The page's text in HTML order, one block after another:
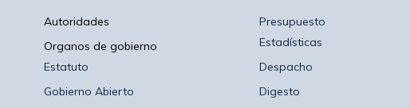
Autoridades
Organos de gobierno
Estatuto
Gobierno Abierto
Presupuesto
Estadísticas
Despacho
Digesto